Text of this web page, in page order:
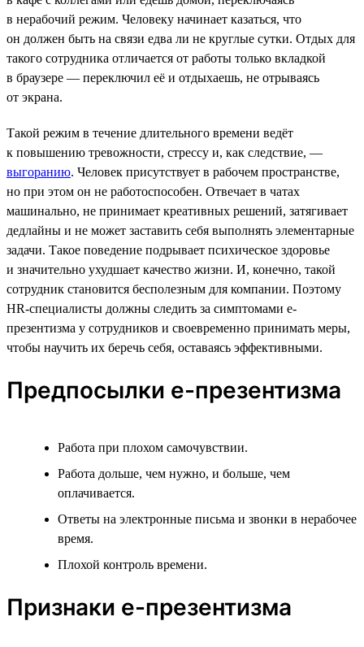
в нерабочий режим. Человеку начинает казаться, что
он должен быть на связи едва ли не круглые сутки. Отдых для
такого сотрудника отличается от работы только вкладкой
в браузере — переключил её и отдыхаешь, не отрываясь
от экрана.
Такой режим в течение длительного времени ведёт
к повышению тревожности, стрессу и, как следствие, —
выгоранию. Человек присутствует в рабочем пространстве,
но при этом он не работоспособен. Отвечает в чатах
машинально, не принимает креативных решений, затягивает
дедлайны и не может заставить себя выполнять элементарные
задачи. Такое поведение подрывает психическое здоровье
и значительно ухудшает качество жизни. И, конечно, такой
сотрудник становится бесполезным для компании. Поэтому
HR-специалисты должны следить за симптомами е-
презентизма у сотрудников и своевременно принимать меры,
чтобы научить их беречь себя, оставаясь эффективными.
Предпосылки е-презентизма
Работа при плохом самочувствии.
Работа дольше, чем нужно, и больше, чем
оплачивается.
Ответы на электронные письма и звонки в нерабочее
время.
Плохой контроль времени.
Признаки е-презентизма